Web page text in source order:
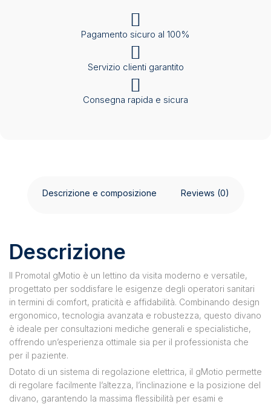
Pagamento sicuro al 100%
Servizio clienti garantito
Consegna rapida e sicura
Descrizione e composizione Reviews (0)
Descrizione
Il Promotal gMotio è un lettino da visita moderno e versatile,
progettato per soddisfare le esigenze degli operatori sanitari
in termini di comfort, praticità e affidabilità. Combinando design
ergonomico, tecnologia avanzata e robustezza, questo divano
è ideale per consultazioni mediche generali e specialistiche,
offrendo un’esperienza ottimale sia per il professionista che
per il paziente.
Dotato di un sistema di regolazione elettrica, il gMotio permette
di regolare facilmente l’altezza, l’inclinazione e la posizione del
divano, garantendo la massima flessibilità per esami e